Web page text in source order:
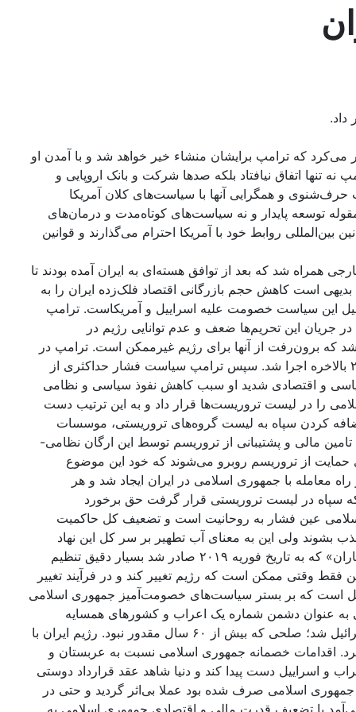
داد.
کرد. اتاق بازرگانی ایران پیرو رهبرش تصور می‌کرد که ترامپ برایشان منشاء خیر خواهد شد و با آمدن او
تنها اتفاق نیافتاد بلکه صدها شرکت و بانک اروپایی و
حرف‌شنوی و همگرایی آنها با سیاست‌های کلان آمریکا
توسعه پایدار و نه سیاست‌های کوتاه‌مدت و درمان‌های
روابط خود با آمریکا احترام می‌گذارند و قوانین
شد که بعد از توافق هسته‌ای به ایران آمده بودند تا
بدیهی است کاهش حجم بازرگانی اقتصاد فلک‌زده ایران را به
این سیاست خصومت علیه اسراییل و آمریکاست. ترامپ
جریان این تحریم‌ها ضعف و عدم توانایی رژیم در
که برون‌رفت از آنها برای رژیم غیرممکن است. ترامپ در
همان روزهای اول اعلام نمود که توافق‌نامه برجام را بهم می‌زند و از توافق هسته‌ای با رژیم ایران خارج می‌شود؛ امری که سال ۲۰۱۸ بالاخره اجرا شد. سپس ترامپ سیاست فشار حداکثری از
و اقتصادی شدید او سبب کاهش نفوذ سیاسی و نظامی
را در لیست تروریست‌ها قرار داد و به این ترتیب دست
اضافه کردن سپاه به لیست گروه‌های تروریستی، موسسات
مالی و پشتیبانی از تروریسم توسط این ارگان نظامی-
حمایت از تروریسم روبرو می‌شوند که خود این موضوع
معامله با جمهوری اسلامی در ایران ایجاد شد و هر
که سپاه در لیست تروریستی قرار گرفت حق برخورد
اسلامی عین فشار به روحانیت است و تضعیف کل حاکمیت
بشوند ولی این به معنای آب تطهیر بر سر کل این نهاد
ریختن و از آن رهبر کودتا ساختن و شریک دولت کردن نیست. طرح ادغام سپاه و ارتش در بند اول تفاهم‌نامه‌ی راهبردی «شبکه ایرانیاران» که به تاریخ فوریه ۲۰۱۹ صادر شد بسیار دقیق تنظیم
وقتی ممکن است که رژیم تغییر کند و در فرآیند تغییر
است که بر بستر سیاست‌های خصومت‌آمیز جمهوری اسلامی
به عنوان دشمن شماره یک اعراب و کشورهای همسایه
استفاده کند و یکی از بزرگترین تحولات قرن ۲۱ را رقم بزند. او با زیرکی فراوان از این شرایط بهره گرفت و سبب صلح اعراب با اسرائیل شد؛ صلحی که بیش از ۶۰ سال مقدور نبود. رژیم ایران با
اقدامات خصمانه جمهوری اسلامی نسبت به عربستان و
اسراییل دست پیدا کند و دنیا شاهد عقد قرارداد دوستی
اسلامی صرف شده بود عملا بی‌اثر گردید و حتی در